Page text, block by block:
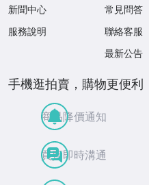
新聞中心
服務說明
常見問答
聯絡客服
最新公告
手機逛拍賣，購物更便利
商品降價通知
買賣即時溝通